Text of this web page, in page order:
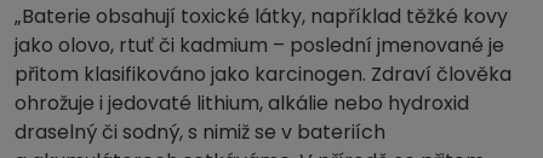
„Baterie obsahují toxické látky, například těžké kovy
jako olovo, rtuť či kadmium – poslední jmenované je
přitom klasifikováno jako karcinogen. Zdraví člověka
ohrožuje i jedovaté lithium, alkálie nebo hydroxid
draselný či sodný, s nimiž se v bateriích